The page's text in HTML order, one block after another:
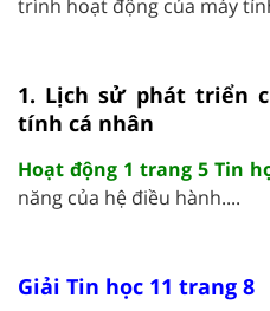
trình hoạt động của máy
1. Lịch sử phát triển
tính cá nhân
Hoạt động 1 trang 5 Tin
năng của hệ điều hành....
Giải Tin học 11 trang 8